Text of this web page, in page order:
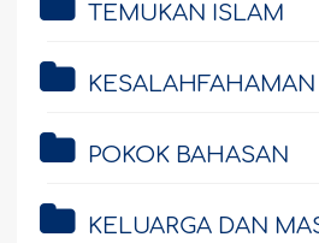
TEMUKAN ISLAM
KESALAHFAHAMAN
POKOK BAHASAN
KELUARGA DAN